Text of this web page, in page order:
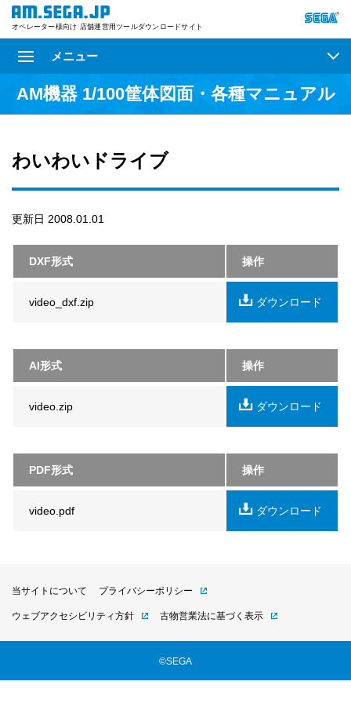
オペレーター様向け 店舗運営用ツールダウンロードサイト
メニュー
AM機器 1/100筐体図面・各種マニュアル
わいわいドライブ
更新日 2008.01.01
DXF形式 操作
video_dxf.zip ダウンロード
AI形式 操作
video.zip ダウンロード
PDF形式 操作
video.pdf ダウンロード
当サイトについて プライバシーポリシー
ウェブアクセシビリティ方針 古物営業法に基づく表示
©SEGA